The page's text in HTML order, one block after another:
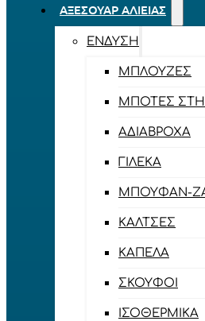
ΑΞΕΣΟΥΆΡ ΑΛΙΕΊΑΣ
ΈΝΔΥΣΗ
ΜΠΛΟΎΖΕΣ
ΜΠΌΤΕΣ
ΑΔΙΆΒΡΟΧΑ
ΓΙΛΈΚΑ
ΜΠΟΥΦΆΝ-
ΚΆΛΤΣΕΣ
ΚΑΠΈΛΑ
ΣΚΟΎΦΟΙ
ΙΣΟΘΕΡΜΙΚΆ